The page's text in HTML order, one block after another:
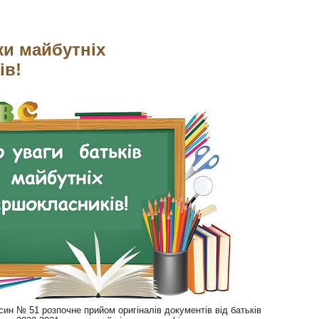
майбутніх
№ 51 розпочне прийом оригіналів документів від батьків